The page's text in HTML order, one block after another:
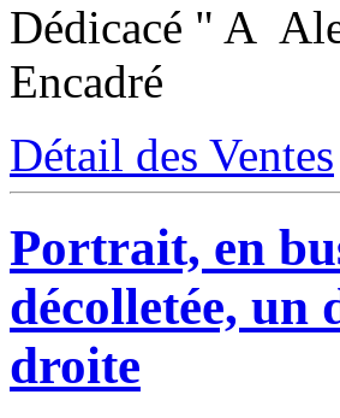
Dédicacé " A
Encadré
Détail des Ventes
Portrait, en
décolletée, un
droite